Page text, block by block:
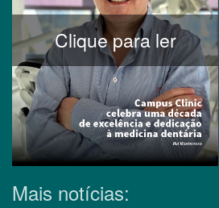
Clique para ler
Mais notícias: